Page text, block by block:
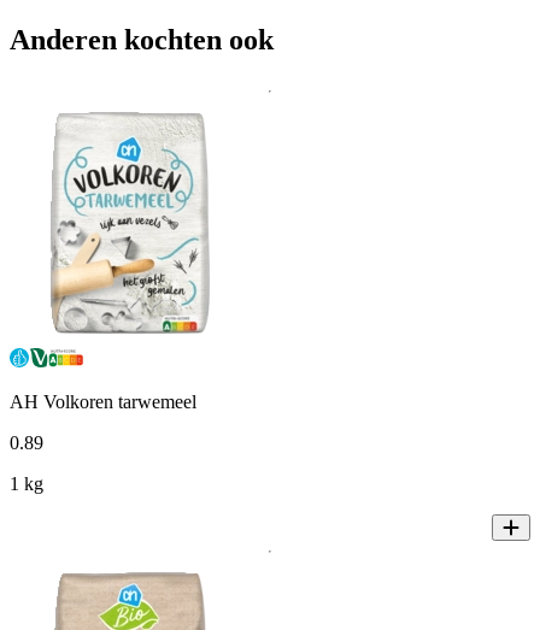
Anderen kochten ook
AH Volkoren tarwemeel
0.89
1 kg